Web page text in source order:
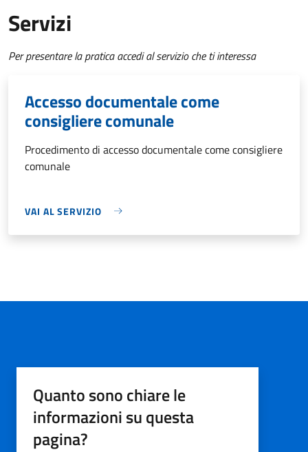
Servizi
Per presentare la pratica accedi al servizio che ti interessa
Accesso documentale come
consigliere comunale
Procedimento di accesso documentale come consigliere
comunale
VAI AL SERVIZIO
Quanto sono chiare le
informazioni su questa
pagina?